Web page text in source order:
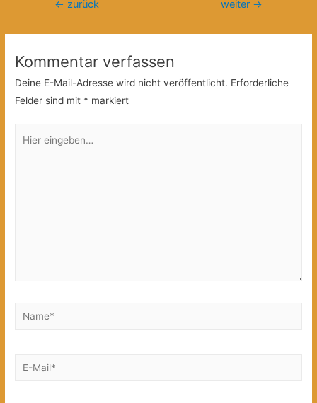
← zurück weiter →
Kommentar verfassen
Deine E-Mail-Adresse wird nicht veröffentlicht. Erforderliche
Felder sind mit * markiert
eingeben…
Name*
E-